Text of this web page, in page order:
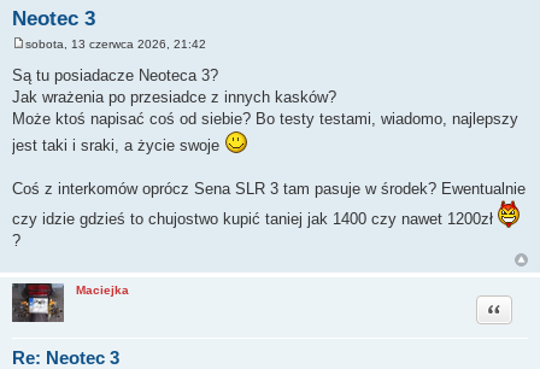
Neotec 3
s
t
sobota, 13 czerwca 2026, 21:42
Są tu posiadacze Neoteca 3?
Jak wrażenia po przesiadce z innych kasków?
Może ktoś napisać coś od siebie? Bo testy testami, wiadomo, najlepszy
jest taki i sraki, a życie swoje
Coś z interkomów oprócz Sena SLR 3 tam pasuje w środek? Ewentualnie
czy idzie gdzieś to chujostwo kupić taniej jak 1400 czy nawet 1200zł
?
Maciejka
Re: Neotec 3
Cytuj